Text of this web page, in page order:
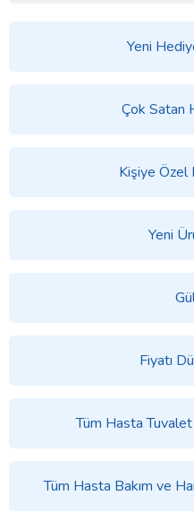
Yeni
Çok Satan
Kişiye
Yeni
Fiyatı
Tüm Hasta
Tüm Hasta Bakım ve